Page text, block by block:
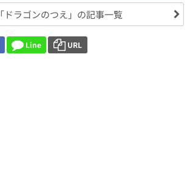
「ドラゴンのつえ」の記事一覧
Line URL